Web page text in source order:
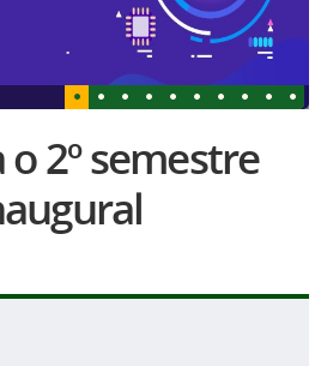
2º semestre